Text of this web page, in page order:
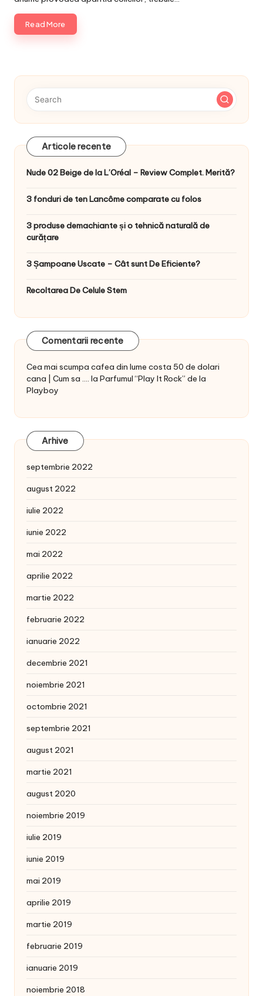
Read More
Articole recente
Nude 02 Beige de la L’Oréal – Review Complet. Merită?
3 fonduri de ten Lancôme comparate cu folos
3 produse demachiante și o tehnică naturală de
curățare
3 Șampoane Uscate – Cât sunt De Eficiente?
Recoltarea De Celule Stem
Comentarii recente
Cea mai scumpa cafea din lume costa 50 de dolari
cana | Cum sa .... la Parfumul “Play It Rock” de la
Playboy
Arhive
septembrie 2022
august 2022
iulie 2022
iunie 2022
mai 2022
aprilie 2022
martie 2022
februarie 2022
ianuarie 2022
decembrie 2021
noiembrie 2021
octombrie 2021
septembrie 2021
august 2021
martie 2021
august 2020
noiembrie 2019
iulie 2019
iunie 2019
mai 2019
aprilie 2019
martie 2019
februarie 2019
ianuarie 2019
noiembrie 2018